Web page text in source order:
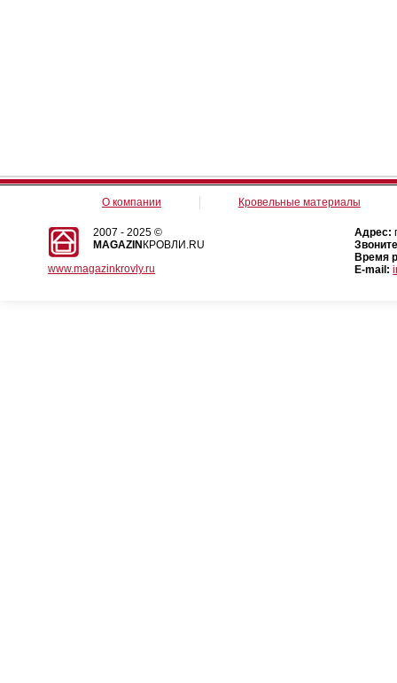
О компании Кровельные материалы
2007 - 2025 ©
MAGAZIN КРОВЛИ.RU
www.magazinkrovly.ru
Адрес:
Время
E-mail: